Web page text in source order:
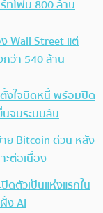
ทโฟน 800 ล้าน
Wall Street แต่
ว่า 540 ล้าน
งใจบิดหนี้ พร้อมปิด
จนระบบล้น
ย Bitcoin ด่วน หลัง
ะต่อเนื่อง
ดตัวเป็นแห่งแรกใน
ง AI